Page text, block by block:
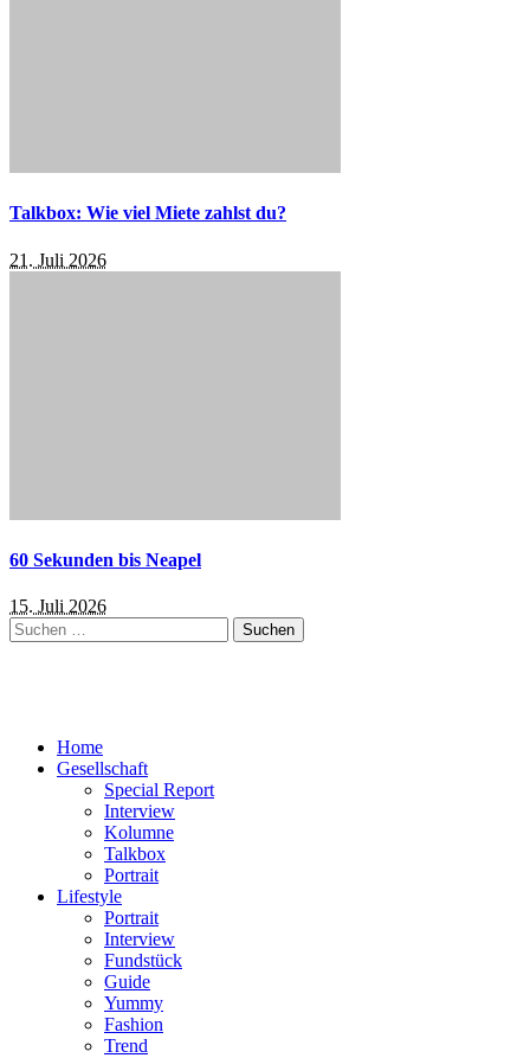
Talkbox: Wie viel Miete zahlst du?
21. Juli 2026
60 Sekunden bis Neapel
15. Juli 2026
Suchen
nach:
Home
Gesellschaft
Special Report
Interview
Kolumne
Talkbox
Portrait
Lifestyle
Portrait
Interview
Fundstück
Guide
Yummy
Fashion
Trend